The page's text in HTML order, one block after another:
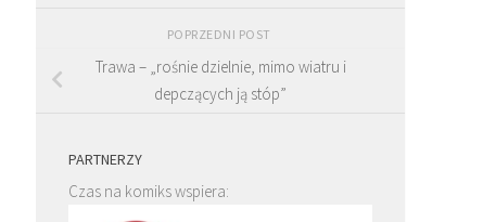
POPRZEDNI POST
Trawa – „rośnie dzielnie, mimo wiatru i
depczących ją stóp”
PARTNERZY
Czas na komiks wspiera: